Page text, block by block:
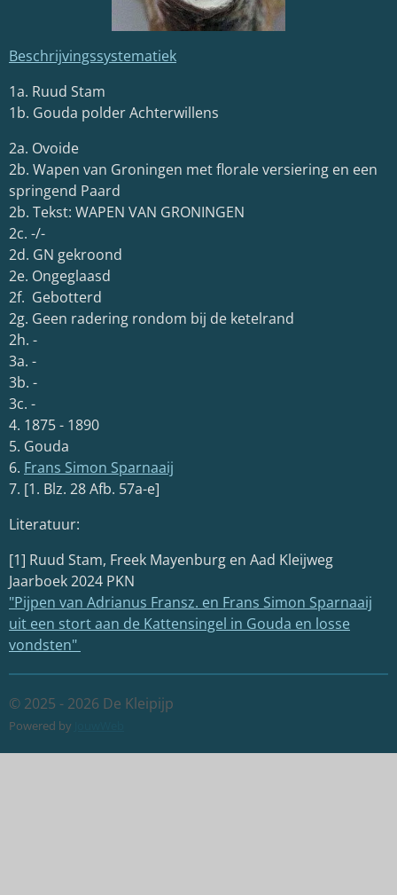
Beschrijvingssystematiek
1a. Ruud Stam
1b. Gouda polder Achterwillens
2a. Ovoide
2b. Wapen van Groningen met florale versiering en een
springend Paard
2b. Tekst: WAPEN VAN GRONINGEN
2c. -/-
2d. GN gekroond
2e. Ongeglaasd
2f. Gebotterd
2g. Geen radering rondom bij de ketelrand
2h. -
3a. -
3b. -
3c. -
4. 1875 - 1890
5. Gouda
6. Frans Simon Sparnaaij
7. [1. Blz. 28 Afb. 57a-e]
Literatuur:
[1] Ruud Stam, Freek Mayenburg en Aad Kleijweg
Jaarboek 2024 PKN
"Pijpen van Adrianus Fransz. en Frans Simon Sparnaaij
uit een stort aan de Kattensingel in Gouda en losse
vondsten"
© 2025 - 2026 De Kleipijp
Powered by